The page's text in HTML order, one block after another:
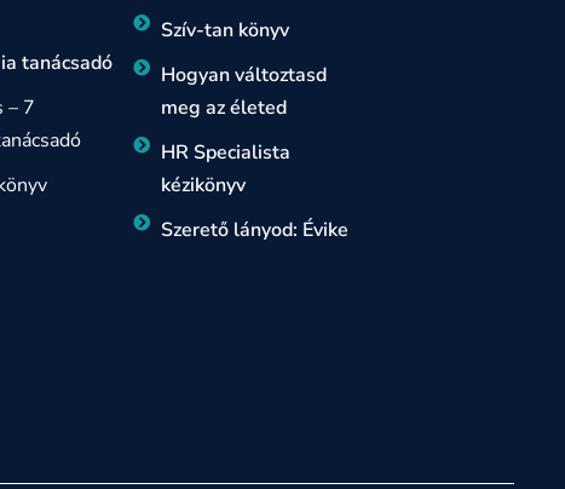
tanácsadó
– 7
Szív-tan könyv
Hogyan változtasd
meg az életed
HR Specialista
kézikönyv
Szerető lányod: Évike